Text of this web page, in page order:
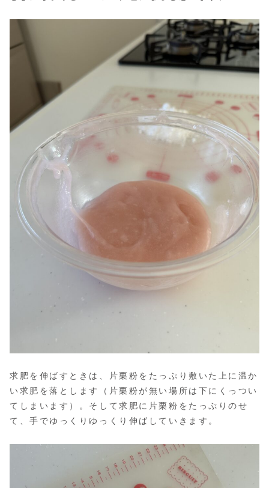
求肥を伸ばすときは、片栗粉をたっぷり敷いた上に温か
い求肥を落とします
（片栗粉が無い場所は下にくっつい
てしまいます） 。そして求肥に片栗粉をたっぷりのせ
て、手でゆっくりゆっくり伸ばしていきます。